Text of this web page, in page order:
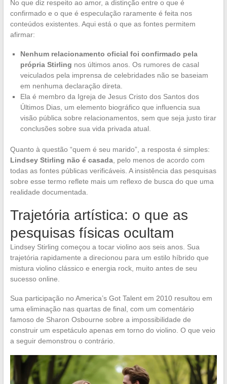
No que diz respeito ao amor, a distinção entre o que é
confirmado e o que é especulação raramente é feita nos
conteúdos existentes. Aqui está o que as fontes permitem
afirmar:
Nenhum relacionamento oficial foi confirmado pela
própria Stirling nos últimos anos. Os rumores de casal
veiculados pela imprensa de celebridades não se baseiam
em nenhuma declaração direta.
Ela é membro da Igreja de Jesus Cristo dos Santos dos
Últimos Dias, um elemento biográfico que influencia sua
visão pública sobre relacionamentos, sem que seja justo tirar
conclusões sobre sua vida privada atual.
Quanto à questão “quem é seu marido”, a resposta é simples:
Lindsey Stirling não é casada, pelo menos de acordo com
todas as fontes públicas verificáveis. A insistência das pesquisas
sobre esse termo reflete mais um reflexo de busca do que uma
realidade documentada.
Trajetória artística: o que as
pesquisas físicas ocultam
Lindsey Stirling começou a tocar violino aos seis anos. Sua
trajetória rapidamente a direcionou para um estilo híbrido que
mistura violino clássico e energia rock, muito antes de seu
sucesso online.
Sua participação no America’s Got Talent em 2010 resultou em
uma eliminação nas quartas de final, com um comentário
famoso de Sharon Osbourne sobre a impossibilidade de
construir um espetáculo apenas em torno do violino. O que veio
a seguir demonstrou o contrário.